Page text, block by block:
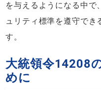
を与えるようになる中で
ュリティ標準を遵守でき
す。
大統領令14208
めに